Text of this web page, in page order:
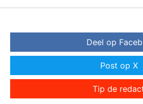
Deel op
Post op X
Tip de